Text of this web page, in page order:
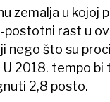
zemalja u kojoj
postotni rast u
nego što su
2018. tempo bi
2,8 posto.